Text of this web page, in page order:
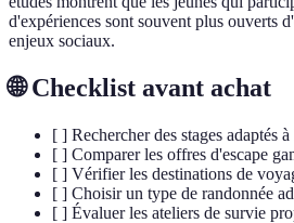
d'expériences sont souvent plus ouverts
enjeux sociaux.
🌐 Checklist avant achat
[ ] Rechercher des stages adaptés
[ ] Comparer les offres d'escape
[ ] Vérifier les destinations de
[ ] Choisir un type de randonnée
[ ] Évaluer les ateliers de survie